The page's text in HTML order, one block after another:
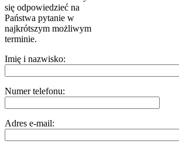
się odpowiedzieć na
Państwa pytanie w
najkrótszym możliwym
terminie.
Imię i nazwisko:
Numer telefonu:
Adres e-mail: